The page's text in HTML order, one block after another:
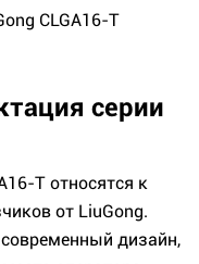
CLGA16-T
серии
T относятся к
от LiuGong.
дизайн,